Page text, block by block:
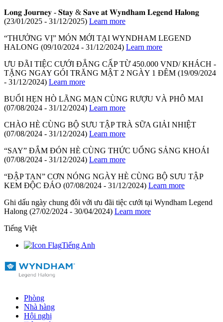
𝐋𝐨𝐧𝐠 𝐉𝐨𝐮𝐫𝐧𝐞𝐲 - 𝐒𝐭𝐚𝐲 & 𝐒𝐚𝐯𝐞 𝐚𝐭 𝐖𝐲𝐧𝐝𝐡𝐚𝐦 𝐋𝐞𝐠𝐞𝐧𝐝 𝐇𝐚𝐥𝐨𝐧𝐠
(23/01/2025 - 31/12/2025) Learn more
“THƯỞNG VỊ” MÓN MỚI TẠI WYNDHAM LEGEND
HALONG (09/10/2024 - 31/12/2024) Learn more
ƯU ĐÃI TIỆC CƯỚI ĐẲNG CẤP TỪ 450.000 VND/ KHÁCH -
TẶNG NGAY GÓI TRĂNG MẬT 2 NGÀY 1 ĐÊM (19/09/2024
- 31/12/2024) Learn more
BUỔI HẸN HÒ LÃNG MẠN CÙNG RƯỢU VÀ PHÔ MAI
(07/08/2024 - 31/12/2024) Learn more
CHÀO HÈ CÙNG BỘ SƯU TẬP TRÀ SỮA GIẢI NHIỆT
(07/08/2024 - 31/12/2024) Learn more
“SAY” ĐẮM ĐÓN HÈ CÙNG THỨC UỐNG SẢNG KHOÁI
(07/08/2024 - 31/12/2024) Learn more
“ĐẬP TAN” CƠN NÓNG NGÀY HÈ CÙNG BỘ SƯU TẬP
KEM ĐỘC ĐÁO (07/08/2024 - 31/12/2024) Learn more
Ghi dấu ngày chung đôi với ưu đãi tiệc cưới tại Wyndham Legend
Halong (27/02/2024 - 30/04/2024) Learn more
Tiếng Việt
Tiếng Anh
Phòng
Nhà hàng
Hội nghị